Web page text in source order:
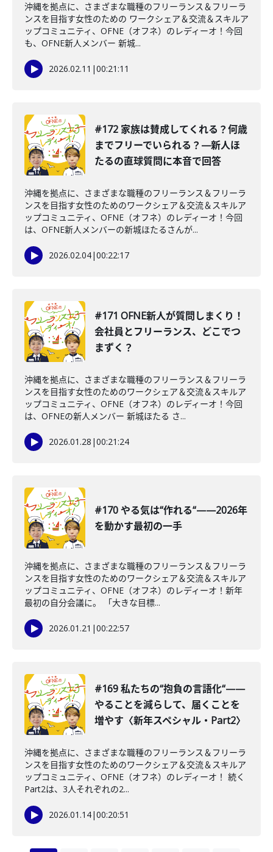
沖縄を拠点に、さまざまな職種のフリーランス＆フリーラ
ンスを目指す女性のための ワークシェア＆交流＆スキルア
ップコミュニティ、OFNE（オフネ）のレディーオ！今回
も、OFNE新人メンバー 新城...
2026.02.11 |00:21:11
#172 家族は賛成してくれる？何歳
までフリーでいられる？—新人ほ
たるの直球質問に本音で回答
沖縄を拠点に、さまざまな職種のフリーランス＆フリーラ
ンスを目指す女性のためのワークシェア＆交流＆スキルア
ップコミュニティ、OFNE（オフネ）のレディーオ！今回
は、OFNE新人メンバーの新城ほたるさんが...
2026.02.04|00:22:17
#171 OFNE新人が質問しまくり！
会社員とフリーランス、どこでつ
まずく？
沖縄を拠点に、さまざまな職種のフリーランス＆フリーラ
ンスを目指す女性のためのワークシェア＆交流＆スキルア
ップコミュニティ、OFNE（オフネ）のレディーオ！今回
は、OFNEの新人メンバー 新城ほたる さ...
2026.01.28 |00:21:24
#170 やる気は“作れる“——2026年
を動かす最初の一手
沖縄を拠点に、さまざまな職種のフリーランス＆フリーラ
ンスを目指す女性のためのワークシェア＆交流＆スキルア
ップコミュニティ、OFNE（オフネ）のレディーオ！新年
最初の自分会議に。 「大きな目標...
2026.01.21 |00:22:57
#169 私たちの“抱負の言語化“——
やることを減らして、届くことを
増やす〈新年スペシャル・Part2〉
沖縄を拠点に、さまざまな職種のフリーランス＆フリーラ
ンスを目指す女性のためのワークシェア＆交流＆スキルア
ップコミュニティ、OFNE（オフネ）のレディーオ！ 続く
Part2は、3人それぞれの2...
2026.01.14|00:20:51